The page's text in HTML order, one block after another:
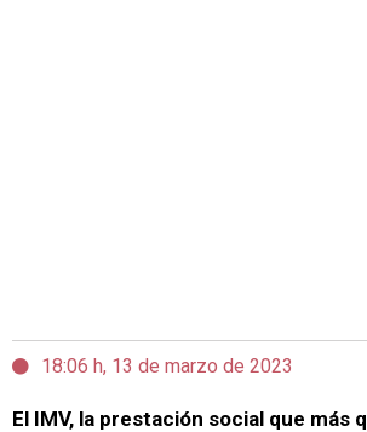
18:06 h, 13 de marzo de 2023
El IMV, la prestación social que más